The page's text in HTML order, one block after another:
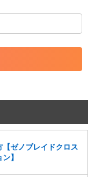
投稿
のでご注意くだ
内容の書き込みがあ
【ゼノブレイドクロス
】